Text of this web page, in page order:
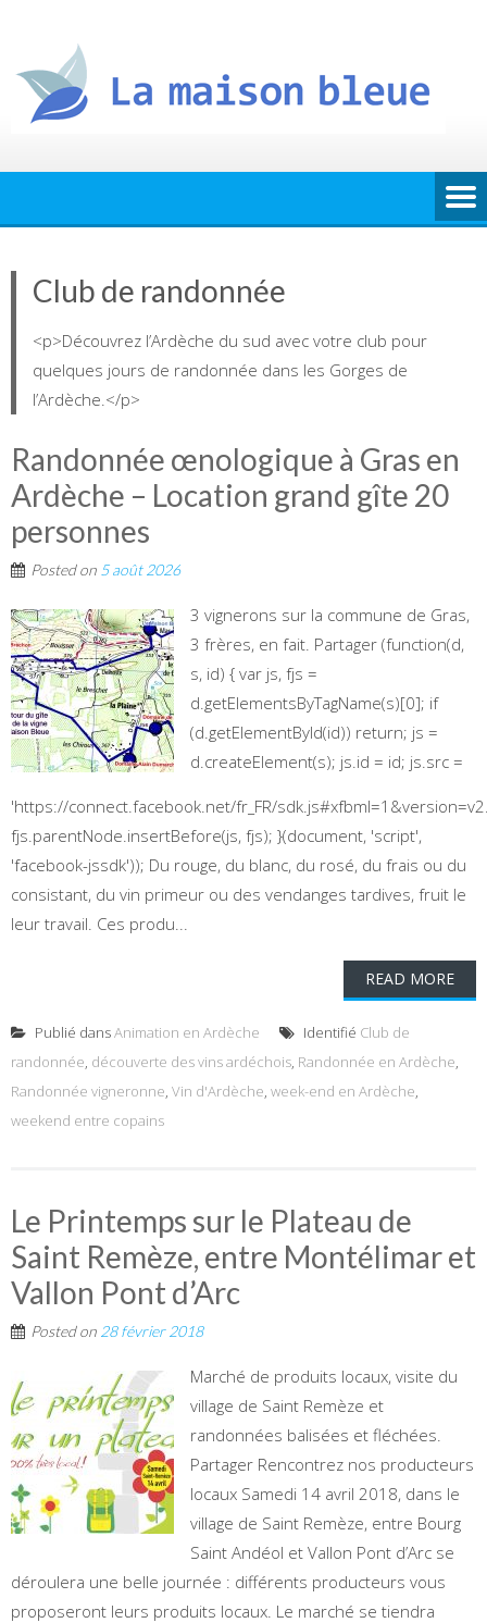
content
Club de randonnée
<p>Découvrez l’Ardèche du sud avec votre club pour
quelques jours de randonnée dans les Gorges de
l’Ardèche.</p>
Randonnée œnologique à Gras en
Ardèche – Location grand gîte 20
personnes
Posted on 5 août 2026
3 vignerons sur la commune de Gras,
3 frères, en fait. Partager (function(d,
s, id) { var js, fjs =
d.getElementsByTagName(s)[0]; if
(d.getElementById(id)) return; js =
d.createElement(s); js.id = id; js.src =
'https://connect.facebook.net/fr_FR/
fjs.parentNode.insertBefore(js, fjs); }(document, 'script',
'facebook-jssdk')); Du rouge, du blanc, du rosé, du frais ou du
consistant, du vin primeur ou des vendanges tardives, fruit le
leur travail. Ces produ...
READ MORE
Publié dansAnimation en Ardèche Identifié Club de
randonnée, découverte des vins ardéchois, Randonnée en Ardèche,
Randonnée vigneronne, Vin d'Ardèche, week-end en Ardèche,
weekend entre copains
Le Printemps sur le Plateau de
Saint Remèze, entre Montélimar et
Vallon Pont d’Arc
Posted on 28 février 2018
Marché de produits locaux, visite du
village de Saint Remèze et
randonnées balisées et fléchées.
Partager Rencontrez nos producteurs
locaux Samedi 14 avril 2018, dans le
village de Saint Remèze, entre Bourg
Saint Andéol et Vallon Pont d’Arc se
déroulera une belle journée : différents producteurs vous
proposeront leurs produits locaux. Le marché se tiendra